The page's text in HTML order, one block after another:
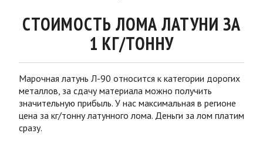
СТОИМОСТЬ ЛОМА ЛАТУНИ ЗА
1 КГ/ТОННУ
Марочная латунь Л-90 относится к категории дорогих
металлов, за сдачу материала можно получить
значительную прибыль. У нас максимальная в регионе
цена за кг/тонну латунного лома. Деньги за лом платим
сразу.